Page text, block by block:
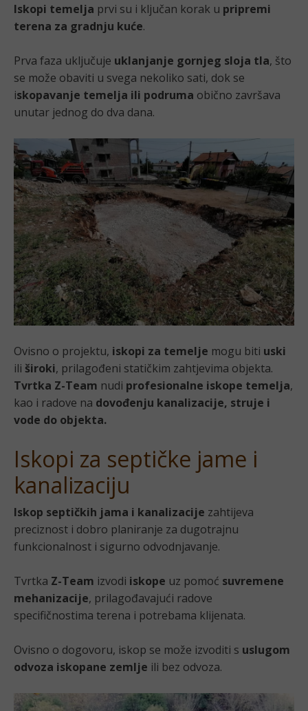
Iskopi temelja prvi su i ključan korak u pripremi
terena za gradnju kuće.
Prva faza uključuje uklanjanje gornjeg sloja tla, što
se može obaviti u svega nekoliko sati, dok se
iskopavanje temelja ili podruma obično završava
unutar jednog do dva dana.
Ovisno o projektu, iskopi za temelje mogu biti uski
ili široki, prilagođeni statičkim zahtjevima objekta.
Tvrtka Z-Team nudi profesionalne iskope temelja,
kao i radove na dovođenju kanalizacije, struje i
vode do objekta.
Iskopi za septičke jame i
kanalizaciju
Iskop septičkih jama i kanalizacije zahtijeva
preciznost i dobro planiranje za dugotrajnu
funkcionalnost i sigurno odvodnjavanje.
Tvrtka Z-Team izvodi iskope uz pomoć suvremene
mehanizacije, prilagođavajući radove
specifičnostima terena i potrebama klijenata.
Ovisno o dogovoru, iskop se može izvoditi s uslugom
odvoza iskopane zemlje ili bez odvoza.